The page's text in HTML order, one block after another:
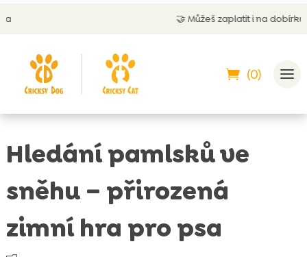
Můžeš zaplatit i na dobírku
(0)
Hledání pamlsků ve
sněhu – přirozená
zimní hra pro psa